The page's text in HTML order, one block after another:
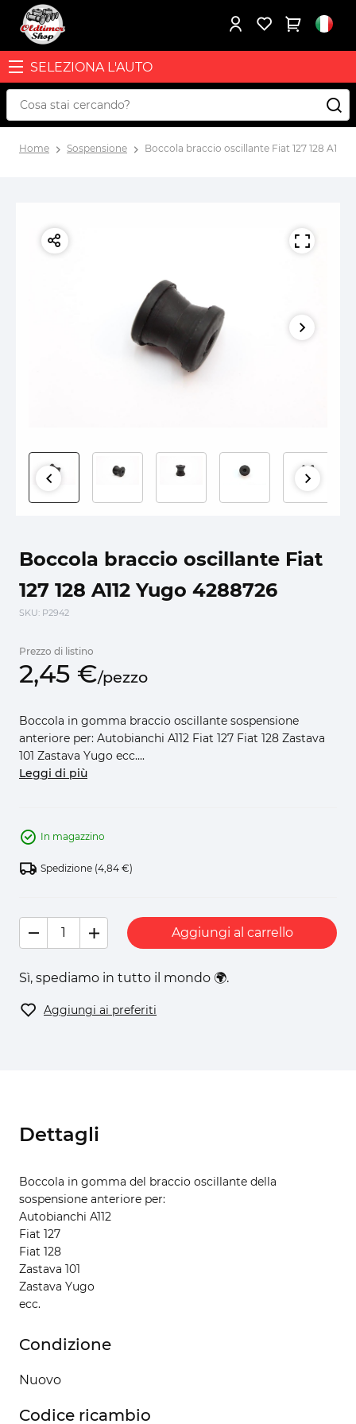
SELEZIONA L'AUTO
Home Sospensione Boccola braccio oscillante Fiat 127 128 A112
Boccola braccio oscillante Fiat
127 128 A112 Yugo 4288726
SKU: P2942
Prezzo di listino
2,45 €/pezzo
Boccola in gomma braccio oscillante sospensione
anteriore per: Autobianchi A112 Fiat 127 Fiat 128 Zastava
101 Zastava Yugo ecc....
Leggi di più
In magazzino
Spedizione (4,84 €)
Aggiungi al carrello
Sì, spediamo in tutto il mondo 🌍.
Aggiungi ai preferiti
Dettagli
Boccola in gomma del braccio oscillante della
sospensione anteriore per:
Autobianchi A112
Fiat 127
Fiat 128
Zastava 101
Zastava Yugo
ecc.
Condizione
Nuovo
Codice ricambio